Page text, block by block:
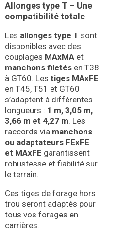
Allonges type T – Une
compatibilité totale
Les allonges type T sont
disponibles avec des
couplages MAxMA et
manchons filetés en T38
à GT60. Les tiges MAxFE
en T45, T51 et GT60
s’adaptent à différentes
longueurs : 1 m, 3,05 m,
3,66 m et 4,27 m. Les
raccords via manchons
ou adaptateurs FExFE
et MAxFE garantissent
robustesse et fiabilité sur
le terrain.
Ces tiges de forage hors
trou seront adaptés pour
tous vos forages en
carrières.